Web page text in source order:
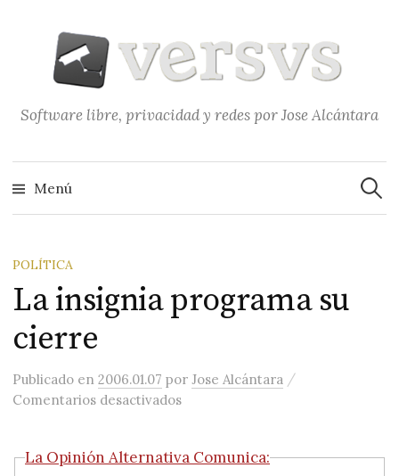
contenido
Software libre, privacidad y redes por Jose Alcántara
Menú
POLÍTICA
La insignia programa su
cierre
Publicado en2006.01.07 porJose Alcántara /
Comentarios desactivadosen La insignia programa su cierre
La Opinión Alternativa Comunica: